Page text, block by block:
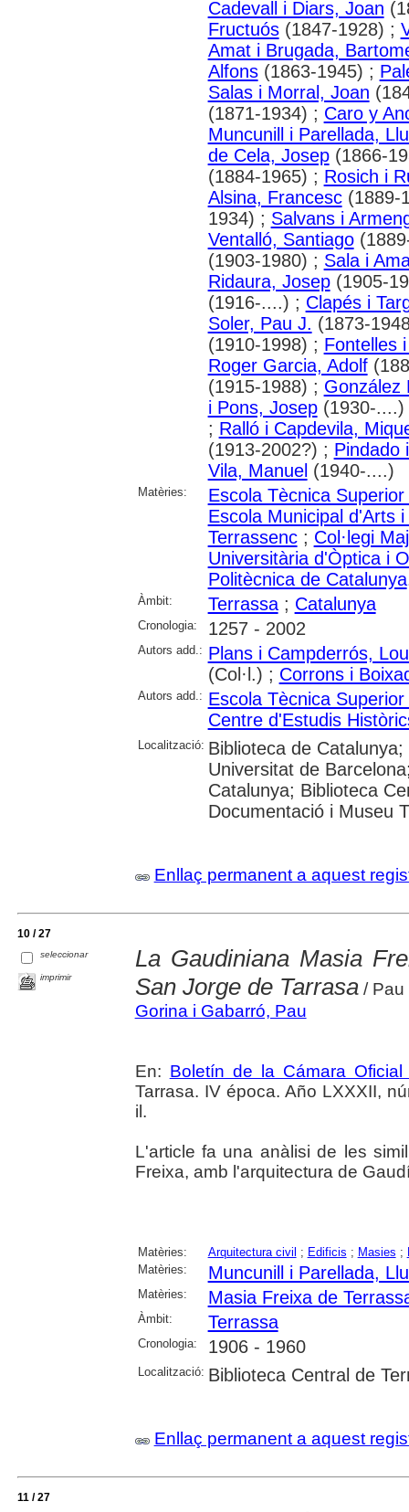
Cadevall i Diars, Joan
Fructuós(1847-1928) ;
Amat i Brugada,
Alfons(1863-1945) ;
Salas i Morral, Joan
(1871-1934) ; Caro y
Muncunill i Parellada,
de Cela, Josep(1866-
(1884-1965) ; Rosich i
Alsina, Francesc(1889-
1934) ; Salvans i
Ventalló, Santiago
(1903-1980) ; Sala i
Ridaura, Josep(1905-
(1916-....) ; Clapés i
Soler, Pau J. (1873-
(1910-1998) ; Fontelles
Roger Garcia, Adolf
(1915-1988) ; González
i Pons, Josep(1930-
; Ralló i Capdevila,
(1913-2002?) ; Pindado
Vila, Manuel (1940-....)
Matèries:
Escola Tècnica
Escola Municipal d'Arts
Terrassenc; Col·legi
Universitària d'Òptica i
Politècnica de Catalunya
Àmbit: Terrassa; Catalunya
Cronologia: 1257 - 2002
Autors add.: Plans i Campderrós,
(Col·l.) ; Corrons i
Autors add.: Escola Tècnica
Centre d'Estudis
Localització: Biblioteca de
Universitat de
Catalunya; Biblioteca
Documentació i Museu
Enllaç permanent a aquest
10 / 27
seleccionar
imprimir
La Gaudiniana Masia
San Jorge de Tarrasa/ Pau
Gorina i Gabarró, Pau
En: Boletín de la Cámara
Tarrasa. IV época. Año LXXXII,
il.
L'article fa una anàlisi de les
Freixa, amb l'arquitectura de
Matèries: Arquitectura civil ; Edificis ; Masies ;
Matèries:
Muncunill i Parellada,
Matèries: Masia Freixa de
Àmbit: Terrassa
Cronologia: 1906 - 1960
Localització: Biblioteca Central de
Enllaç permanent a aquest
11 / 27